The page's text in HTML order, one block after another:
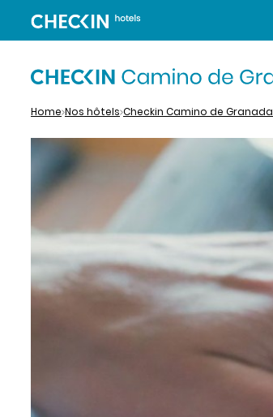
Home Nos hôtels Checkin Camino de Granada